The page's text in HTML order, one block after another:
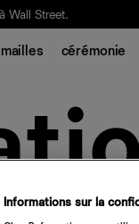
Wall Street.
mailles cérémonie
Informations sur la